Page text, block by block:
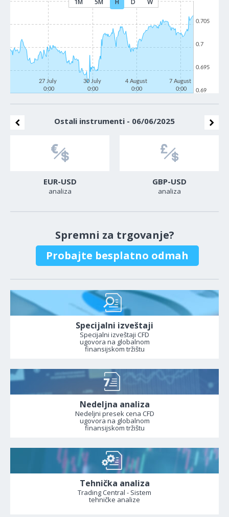
1M 5M H D W
27 July
0:00
30 July
0:00
4 August
0:00
7 August
0:00
0.69
0.695
0.7
0.705
Ostali instrumenti - 06/06/2025
EUR-USD
analiza
GBP-USD
analiza
Spremni za trgovanje?
Probajte besplatno odmah
Specijalni izveštaji
Specijalni izveštaji CFD
ugovora na globalnom
finansijskom tržištu
Nedeljna analiza
Nedeljni presek cena CFD
ugovora na globalnom
finansijskom tržištu
Tehnička analiza
Trading Central - Sistem
tehničke analize